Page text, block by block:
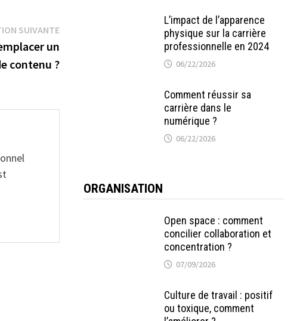
SUIVANTEPublication
suivante :
un
contenu ?
L’impact de l’apparence
physique sur la carrière
professionnelle en 2024
06/22/2026
Comment réussir sa
carrière dans le
numérique ?
06/22/2026
ORGANISATION
Open space : comment
concilier collaboration et
concentration ?
07/09/2026
Culture de travail : positif
ou toxique, comment